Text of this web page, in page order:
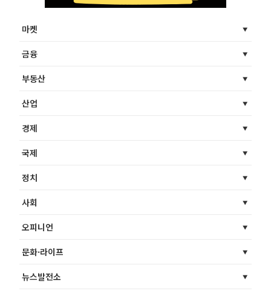
마켓
금융
부동산
산업
경제
국제
정치
사회
오피니언
문화·라이프
뉴스발전소